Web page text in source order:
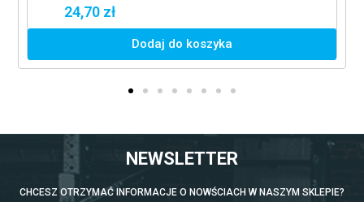
24,70 zł
Dodaj do koszyka
NEWSLETTER
CHCESZ OTRZYMAĆ INFORMACJE O NOWŚCIACH W NASZYM SKLEPIE?